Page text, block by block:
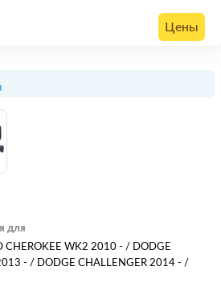
Цены
для
CHEROKEE WK2 2010 - / DODGE
- / DODGE CHALLENGER 2014 - /